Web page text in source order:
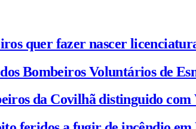
quer fazer nascer
Bombeiros Voluntários de
da Covilhã distinguido